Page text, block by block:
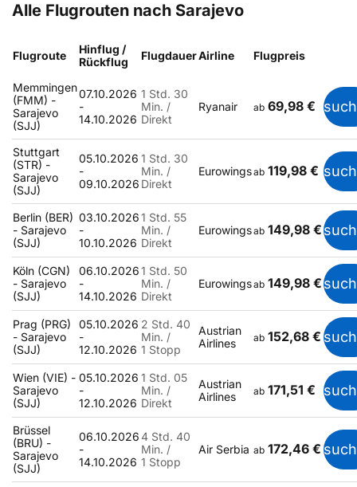
Alle Flugrouten nach Sarajevo
Flugroute
Hinflug /
Rückflug
FlugdauerAirline Flugpreis
Memmingen
(FMM) -
Sarajevo
(SJJ)
07.10.2026
-
14.10.2026
1 Std. 30
Min. /
Direkt
Ryanair ab 69,98 €
Stuttgart
(STR) -
Sarajevo
(SJJ)
05.10.2026
-
09.10.2026
1 Std. 30
Min. /
Direkt
Eurowingsab 119,98 €
Berlin (BER)
- Sarajevo
(SJJ)
03.10.2026
-
10.10.2026
1 Std. 55
Min. /
Direkt
Eurowingsab 149,98 €
Köln (CGN)
- Sarajevo
(SJJ)
06.10.2026
-
14.10.2026
1 Std. 50
Min. /
Direkt
Eurowingsab 149,98 €
Prag (PRG)
- Sarajevo
(SJJ)
05.10.2026
-
12.10.2026
2 Std. 40
Min. /
1 Stopp
Austrian
Airlines
ab 152,68 €
Wien (VIE) -
Sarajevo
(SJJ)
05.10.2026
-
12.10.2026
1 Std. 05
Min. /
Direkt
Austrian
Airlines
ab 171,51 €
Brüssel
(BRU) -
Sarajevo
(SJJ)
06.10.2026
-
14.10.2026
4 Std. 40
Min. /
1 Stopp
Air Serbia ab 172,46 €